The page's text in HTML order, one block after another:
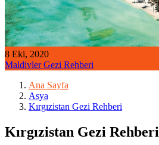
8 Eki, 2020
Maldivler Gezi Rehberi
Ana Sayfa
Asya
Kırgızistan Gezi Rehberi
Kırgızistan Gezi Rehberi